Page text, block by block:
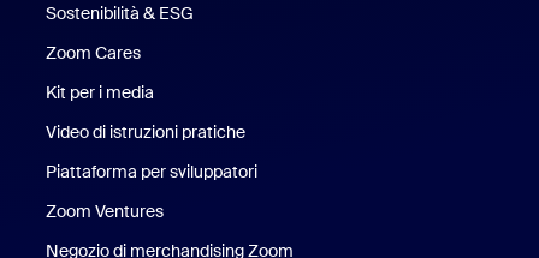
Sostenibilità & ESG
Zoom Cares
Kit per i media
Video di istruzioni pratiche
Piattaforma per sviluppatori
Zoom Ventures
Negozio di merchandising Zoom